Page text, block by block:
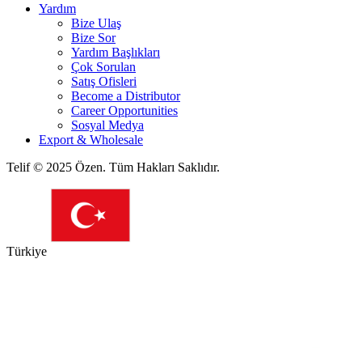
Yardım
Bize Ulaş
Bize Sor
Yardım Başlıkları
Çok Sorulan
Satış Ofisleri
Become a Distributor
Career Opportunities
Sosyal Medya
Export & Wholesale
Telif © 2025 Özen. Tüm Hakları Saklıdır.
Türkiye